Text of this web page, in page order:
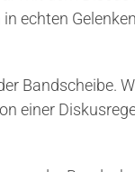
echten
Bandscheibe.
einer